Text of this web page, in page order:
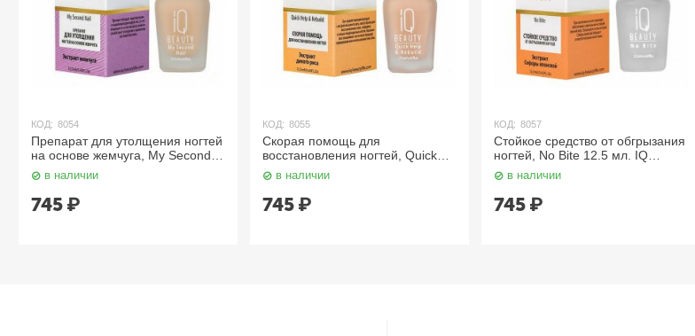
КОД: 8054
Препарат для утолщения ногтей
на основе жемчуга, My Second
Nail 12.5 мл. IQ Beauty
в наличии
745 ₽
КОД: 8055
Скорая помощь для
восстановления ногтей, Quick
Help and Rebuild 12.5 мл. IQ
Beauty
в наличии
745 ₽
КОД: 8057
Стойкое средство от обгрызания
ногтей, No Bite 12.5 мл. IQ
Beauty
в наличии
745 ₽